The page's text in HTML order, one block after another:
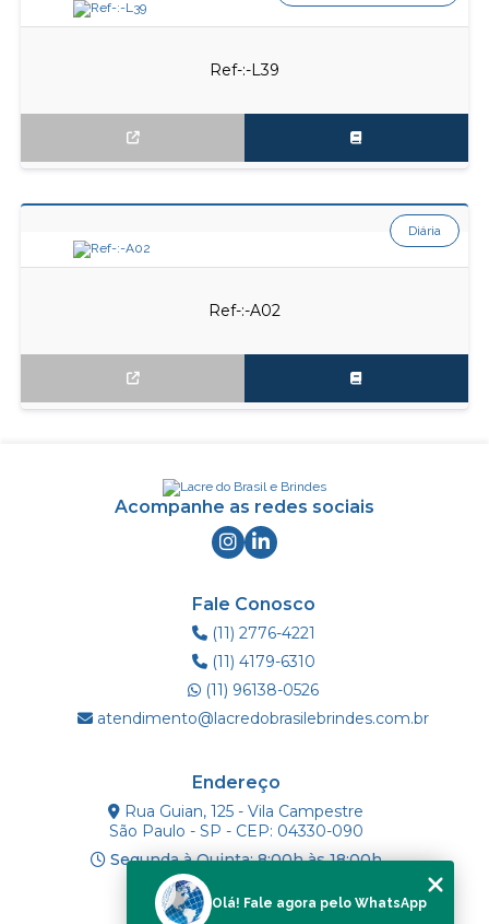
Ref-:-L39
Ref-:-A02
Diária
Acompanhe as redes sociais
Fale Conosco
(11) 2776-4221
(11) 4179-6310
(11) 96138-0526
atendimento@lacredobrasilebrindes.com.br
Endereço
Rua Guian, 125 - Vila Campestre
São Paulo - SP - CEP: 04330-090
Segunda à Quinta: 8:00h às 18:00h
Olá! Fale agora pelo WhatsApp